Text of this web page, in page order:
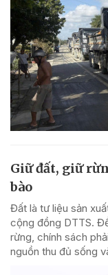
Giữ đất, giữ
bào
Đất là tư liệu sản
cộng đồng DTTS.
rừng, chính sách
nguồn thu đủ sống